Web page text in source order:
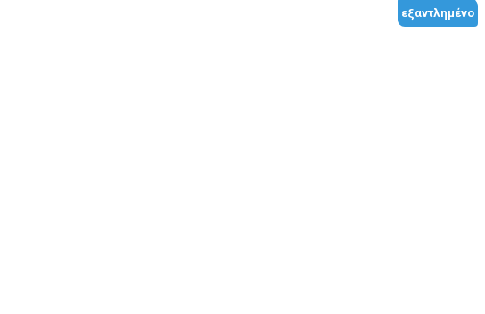
εξαντλημένο